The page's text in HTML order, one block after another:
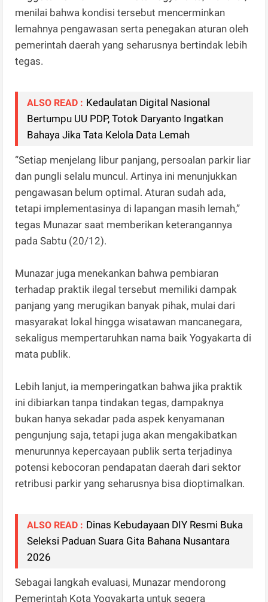
menilai bahwa kondisi tersebut mencerminkan
lemahnya pengawasan serta penegakan aturan oleh
pemerintah daerah yang seharusnya bertindak lebih
tegas.
ALSO READ : Kedaulatan Digital Nasional
Bertumpu UU PDP, Totok Daryanto Ingatkan
Bahaya Jika Tata Kelola Data Lemah
“Setiap menjelang libur panjang, persoalan parkir liar
dan pungli selalu muncul. Artinya ini menunjukkan
pengawasan belum optimal. Aturan sudah ada,
tetapi implementasinya di lapangan masih lemah,”
tegas Munazar saat memberikan keterangannya
pada Sabtu (20/12).
Munazar juga menekankan bahwa pembiaran
terhadap praktik ilegal tersebut memiliki dampak
panjang yang merugikan banyak pihak, mulai dari
masyarakat lokal hingga wisatawan mancanegara,
sekaligus mempertaruhkan nama baik Yogyakarta di
mata publik.
Lebih lanjut, ia memperingatkan bahwa jika praktik
ini dibiarkan tanpa tindakan tegas, dampaknya
bukan hanya sekadar pada aspek kenyamanan
pengunjung saja, tetapi juga akan mengakibatkan
menurunnya kepercayaan publik serta terjadinya
potensi kebocoran pendapatan daerah dari sektor
retribusi parkir yang seharusnya bisa dioptimalkan.
ALSO READ : Dinas Kebudayaan DIY Resmi Buka
Seleksi Paduan Suara Gita Bahana Nusantara
2026
Sebagai langkah evaluasi, Munazar mendorong
Pemerintah Kota Yogyakarta untuk segera